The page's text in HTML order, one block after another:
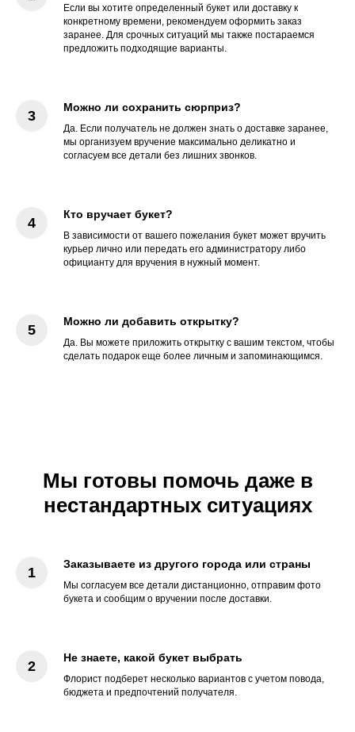
Если вы хотите определенный букет или доставку к
конкретному времени, рекомендуем оформить заказ
заранее. Для срочных ситуаций мы также постараемся
предложить подходящие варианты.
Можно ли сохранить сюрприз?
Да. Если получатель не должен знать о доставке заранее,
мы организуем вручение максимально деликатно и
согласуем все детали без лишних звонков.
Кто вручает букет?
В зависимости от вашего пожелания букет может вручить
курьер лично или передать его администратору либо
официанту для вручения в нужный момент.
Можно ли добавить открытку?
Да. Вы можете приложить открытку с вашим текстом, чтобы
сделать подарок еще более личным и запоминающимся.
Мы готовы помочь даже в
нестандартных ситуациях
Заказываете из другого города или страны
Мы согласуем все детали дистанционно, отправим фото
букета и сообщим о вручении после доставки.
Не знаете, какой букет выбрать
Флорист подберет несколько вариантов с учетом повода,
бюджета и предпочтений получателя.